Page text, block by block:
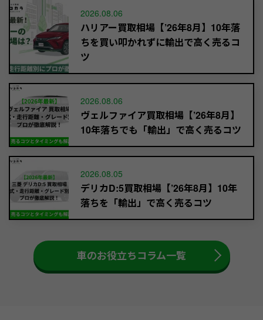
2026.08.06
ハリアー買取相場【’26年8月】10年落
ちを買い叩かれずに輸出で高く売るコ
ツ
2026.08.06
ヴェルファイア買取相場【’26年8月】
10年落ちでも「輸出」で高く売るコツ
2026.08.05
デリカD:5買取相場【’26年8月】10年
落ちを「輸出」で高く売るコツ
車のお役立ちコラム一覧